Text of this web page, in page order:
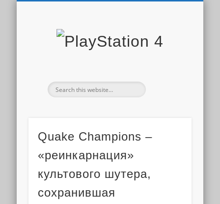
Quake Champions –
«реинкарнация»
культового шутера,
сохранившая